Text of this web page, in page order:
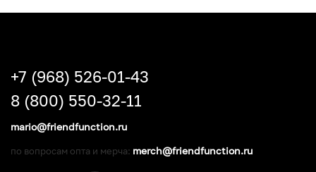
+7 (968) 526-01-43
8 (800) 550-32-11
mario@friendfunction.ru
по вопросам опта и мерча: merch@friendfunction.ru